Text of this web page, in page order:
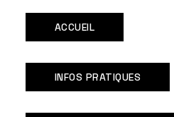
ACCUEIL
INFOS PRATIQUES